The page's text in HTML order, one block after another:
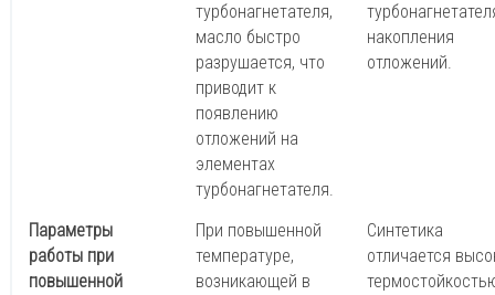
турбонагнетателя,
масло быстро
разрушается, что
приводит к
появлению
отложений на
элементах
турбонагнетателя.
накопления
отложений.
Параметры
работы при
повышенной
При повышенной
температуре,
возникающей в
Синтетика
отличается